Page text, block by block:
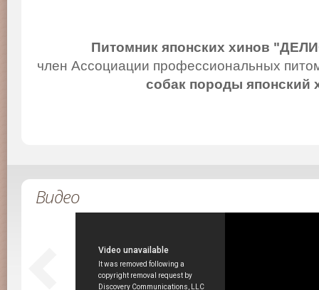
Питомник японских хинов
член Ассоциации профессиональных
собак породы японский
Видео